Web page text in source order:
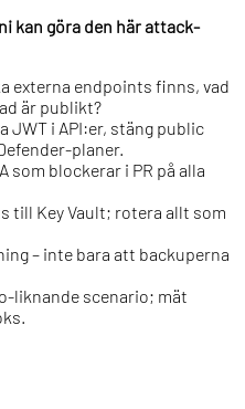
kan göra den här attack-
externa endpoints finns, vad
är publikt?
JWT i API:er, stäng public
planer.
som blockerar i PR på alla
till Key Vault; rotera allt som
– inte bara att backuperna
liknande scenario; mät